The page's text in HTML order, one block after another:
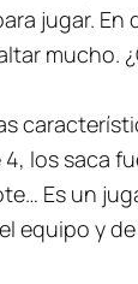
jugar. En
mucho.
los saca
Es un
equipo y